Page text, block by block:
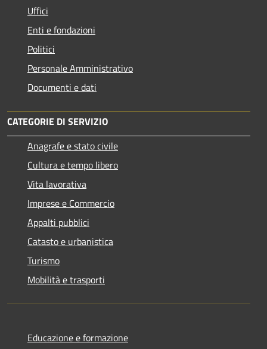
Uffici
Enti e fondazioni
Politici
Personale Amministrativo
Documenti e dati
CATEGORIE DI SERVIZIO
Anagrafe e stato civile
Cultura e tempo libero
Vita lavorativa
Imprese e Commercio
Appalti pubblici
Catasto e urbanistica
Turismo
Mobilità e trasporti
Educazione e formazione